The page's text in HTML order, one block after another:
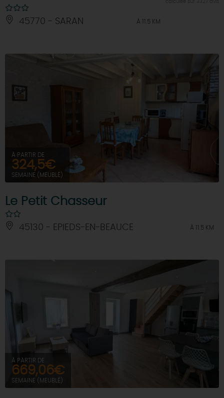
45770 - SARAN À 11.5 KM
À PARTIR DE
324,5€
SEMAINE (MEUBLÉ)
Le Petit Chasseur
45130 - EPIEDS-EN-BEAUCE À 11.5 KM
À PARTIR DE
669,06€
SEMAINE (MEUBLÉ)